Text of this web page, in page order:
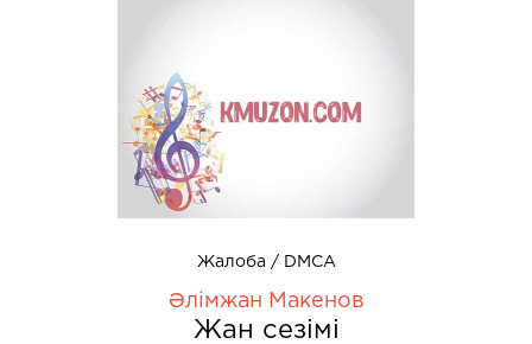
Жалоба / DMCA
Әлімжан Макенов
Жан сезімі